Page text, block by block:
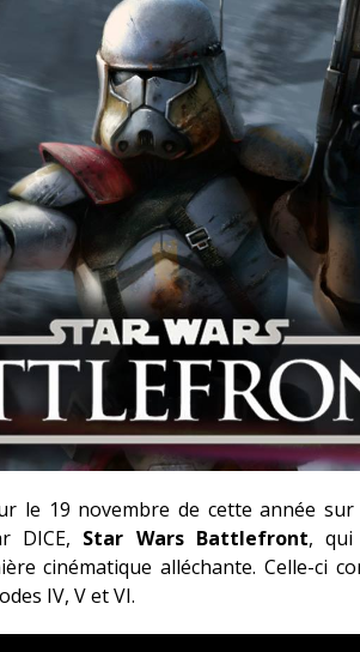
le 19 novembre de cette année sur
DICE, Star Wars Battlefront, qui
cinématique alléchante. Celle-ci
IV, V et VI.